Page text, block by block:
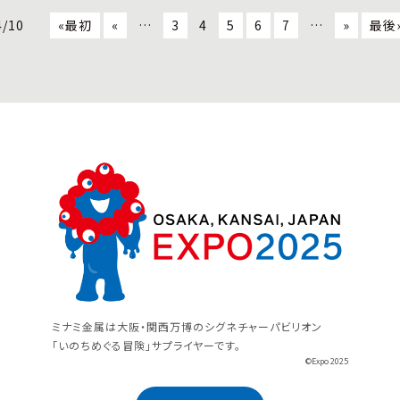
10 «最初 « … 3 4 5 6 7 … » 最後
ミナミ金属は大阪・関西万博のシグネチャーパビリオン
「いのちめぐる冒険」サプライヤーです。
©Expo 2025